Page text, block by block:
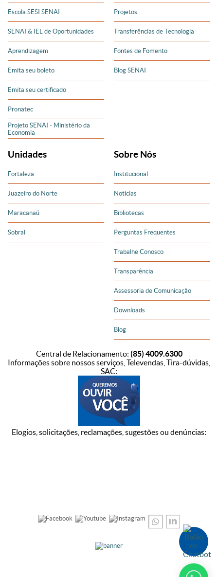
Escola SESI SENAI
SENAI & IEL de Oportunidades
Aprendizagem
Emita seu boleto
Emita seu certificado
Pronatec
Projeto SENAI - Ministério da
Economia
Projetos
Transferências de Tecnologia
Fontes de Fomento
Blog SENAI
Unidades
Fortaleza
Juazeiro do Norte
Maracanaú
Sobral
Sobre Nós
Institucional
Notícias
Bibliotecas
Perguntas Frequentes
Trabalhe Conosco
Transparência
Assessoria de Comunicação
Downloads
Blog
Central de Relacionamento: (85) 4009.6300
Informações sobre nossos serviços, Televendas, Tira-dúvidas,
SAC:
Elogios, solicitações, reclamações, sugestões ou denúncias: